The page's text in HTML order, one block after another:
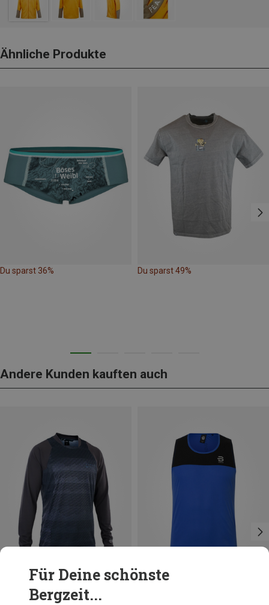
Ähnliche Produkte
Du sparst 36% Du sparst 49%
Andere Kunden kauften auch
Du sparst 72%
Für Deine schönste
Bergzeit...